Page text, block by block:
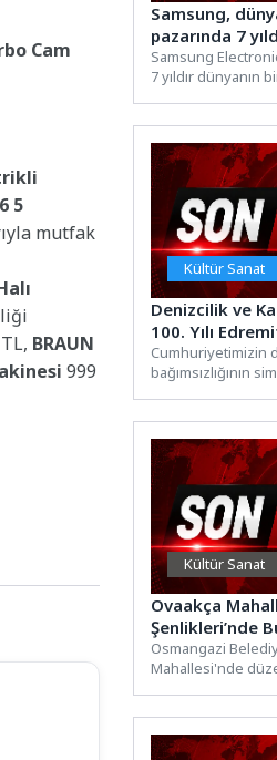
Cam
5
mutfak
BRAUN
999
Samsung,
pazarında 7
Samsung
7 yıldır dünyanın
Kültür Sanat
Denizcilik ve
100. Yılı
Cumhuriyetimizin
bağımsızlığının
Kültür Sanat
Ovaakça
Şenlikleri’nde
Osmangazi
Mahallesi'nde